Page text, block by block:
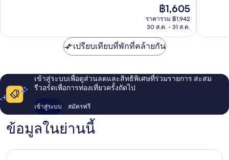
ตา
ราคา
ปัจจุบัน
คือ
฿1,605
ราคารวม ฿1,942
30 ส.ค. - 31 ส.ค.
โตะ
เปรียบเทียบที่พักที่คล้ายกัน
เข้าสู่ระบบเพื่อดูส่วนลดและสิทธิพิเศษที่ร่วมรายการ สะสม
รีวอร์ดเพื่อการท่องเที่ยวครั้งถัดไป
เข้าสู่ระบบ สมัครฟรี
ข้อมูลในย่านนี้